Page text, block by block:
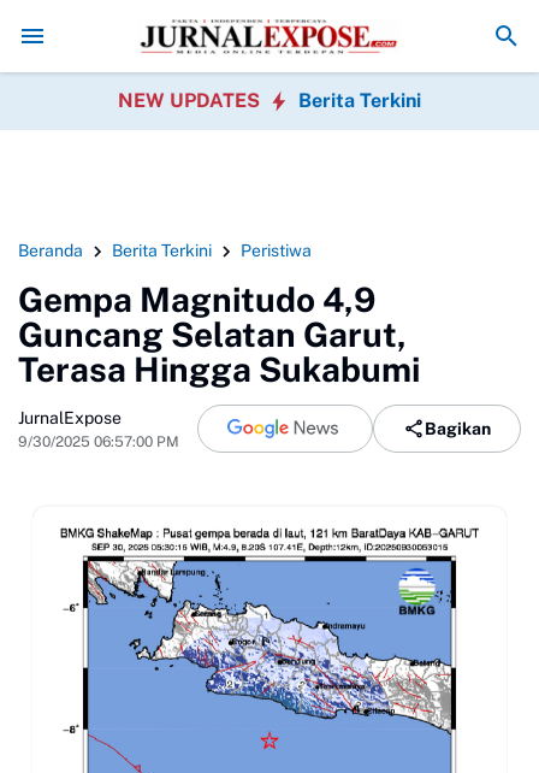
Kapal Pompong Tenggelam di Meranti Ditemukan, Tim SAR
NEW UPDATES Berita Terkini
Beranda Berita Terkini Peristiwa
Gempa Magnitudo 4,9
Guncang Selatan Garut,
Terasa Hingga Sukabumi
JurnalExpose
9/30/2025 06:57:00 PM
Bagikan